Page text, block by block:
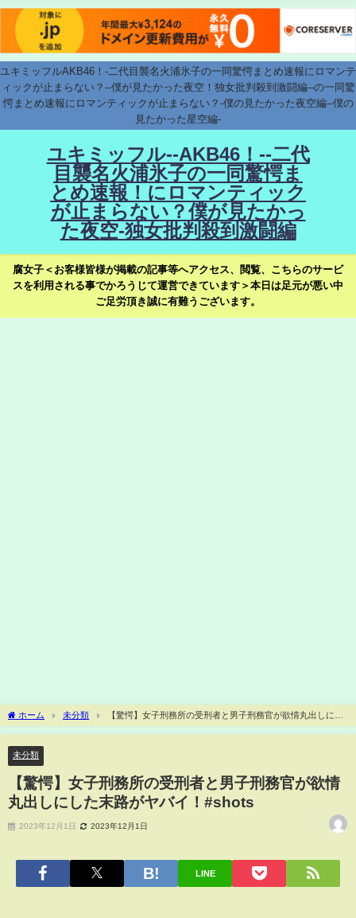
ユキミッフルAKB46！-二代目襲名火浦氷子の一同驚愕まとめ速報にロマンテ
ィックが止まらない？--僕が見たかった夜空！独女批判殺到激闘編--の一同驚
愕まとめ速報にロマンティックが止まらない？-僕の見たかった夜空編--僕の
見たかった星空編-
ユキミッフル--AKB46！--二代
目襲名火浦氷子の一同驚愕ま
とめ速報！にロマンティック
が止まらない？僕が見たかっ
た夜空-独女批判殺到激闘編
腐女子＜お客様皆様が掲載の記事等へアクセス、閲覧、こちらのサービ
スを利用される事でかろうじて運営できています＞本日は足元が悪い中
ご足労頂き誠に有難うございます。
ホーム 未分類
【驚愕】女子刑務所の受刑者と男子刑務官が欲情丸出しにし
た末路がヤバイ！#shots
未分類
【驚愕】女子刑務所の受刑者と男子刑務官が欲情
丸出しにした末路がヤバイ！#shots
2023年12月1日 2023年12月1日
LINE